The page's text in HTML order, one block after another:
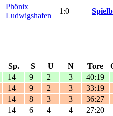
Phönix
Ludwigshafen
1:0
Sp. S U N Tore
14 9 2 3
40:19
14 9 2 3
33:19
14 8 3 3
36:27
14 6 4 4
27:20